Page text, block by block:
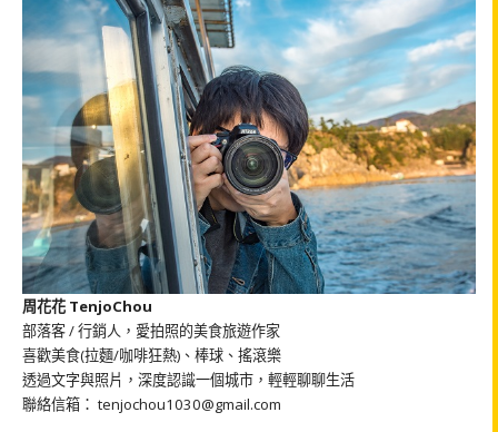
周花花 TenjoChou
部落客 / 行銷人，愛拍照的美食旅遊作家
喜歡美食(拉麵/咖啡狂熱)、棒球、搖滾樂
透過文字與照片，深度認識一個城市，輕輕聊聊生活
聯絡信箱： tenjochou1030@gmail.com